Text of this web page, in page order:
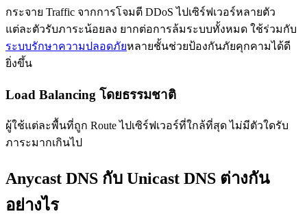
กระจาย Traffic จากการโจมตี DDoS ไปเซิร์ฟเวอร์หลายตัว
แต่ละตัวรับภาระน้อยลง ยากต่อการล้มระบบทั้งหมด ใช้ร่วมกับ
ระบบรักษาความปลอดภัยหลายชั้นช่วยป้องกันภัยคุกคามได้ดี
ยิ่งขึ้น
Load Balancing โดยธรรมชาติ
ผู้ใช้แต่ละพื้นที่ถูก Route ไปเซิร์ฟเวอร์ที่ใกล้ที่สุด ไม่มีตัวใดรับ
ภาระมากเกินไป
Anycast DNS กับ Unicast DNS ต่างกัน
อย่างไร